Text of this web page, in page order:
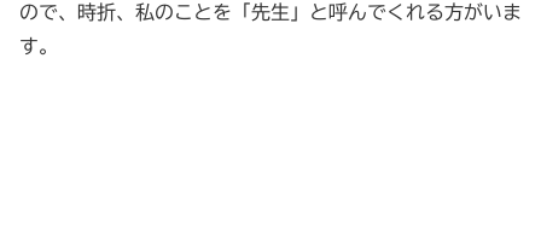
ので、時折、私のことを「先生」と呼んでくれる方がいま
す。